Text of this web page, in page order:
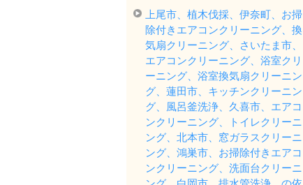
上尾市、植木伐採、伊奈町、お掃
除付きエアコンクリーニング、換
気扇クリーニング、さいたま市、
エアコンクリーニング、浴室クリ
ーニング、浴室換気扇クリーニン
グ、蓮田市、キッチンクリーニン
グ、風呂釜洗浄、久喜市、エアコ
ンクリーニング、トイレクリーニ
ング、北本市、窓ガラスクリーニ
ング、鴻巣市、お掃除付きエアコ
ンクリーニング、洗面台クリーニ